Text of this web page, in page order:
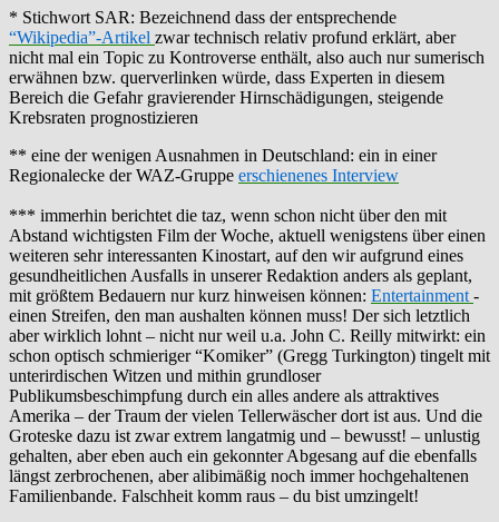
* Stichwort SAR: Bezeichnend dass der entsprechende
“Wikipedia”-Artikel zwar technisch relativ profund erklärt, aber
nicht mal ein Topic zu Kontroverse enthält, also auch nur sumerisch
erwähnen bzw. querverlinken würde, dass Experten in diesem
Bereich die Gefahr gravierender Hirnschädigungen, steigende
Krebsraten prognostizieren
** eine der wenigen Ausnahmen in Deutschland: ein in einer
Regionalecke der WAZ-Gruppe erschienenes Interview
*** immerhin berichtet die taz, wenn schon nicht über den mit
Abstand wichtigsten Film der Woche, aktuell wenigstens über einen
weiteren sehr interessanten Kinostart, auf den wir aufgrund eines
gesundheitlichen Ausfalls in unserer Redaktion anders als geplant,
mit größtem Bedauern nur kurz hinweisen können: Entertainment -
einen Streifen, den man aushalten können muss! Der sich letztlich
aber wirklich lohnt – nicht nur weil u.a. John C. Reilly mitwirkt: ein
schon optisch schmieriger “Komiker” (Gregg Turkington) tingelt mit
unterirdischen Witzen und mithin grundloser
Publikumsbeschimpfung durch ein alles andere als attraktives
Amerika – der Traum der vielen Tellerwäscher dort ist aus. Und die
Groteske dazu ist zwar extrem langatmig und – bewusst! – unlustig
gehalten, aber eben auch ein gekonnter Abgesang auf die ebenfalls
längst zerbrochenen, aber alibimäßig noch immer hochgehaltenen
Familienbande. Falschheit komm raus – du bist umzingelt!